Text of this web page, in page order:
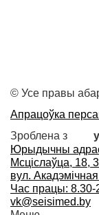
© Усе правы
Апрацоўка
Зроблена з
у
Юрыдычны
Мсціслаўца, 18,
вул.
Час працы: 8.30-
vk@seisimed.by